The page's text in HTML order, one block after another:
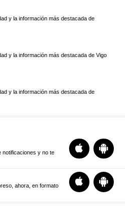
y la información más destacada de
y la información más destacada de Vigo
y la información más destacada de
notificaciones y no te
ahora, en formato